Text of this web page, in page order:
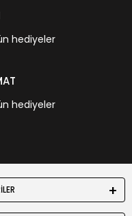
hediyeler
hediyeler